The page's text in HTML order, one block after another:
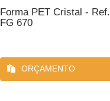
Forma PET Cristal - Ref.
FG 670
ORÇAMENTO